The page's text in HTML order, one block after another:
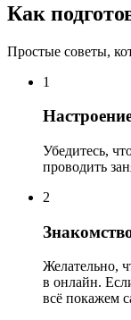
Как
Простые советы,
1
Убедитесь,
проводить
2
Желательно,
в онлайн.
всё покажем